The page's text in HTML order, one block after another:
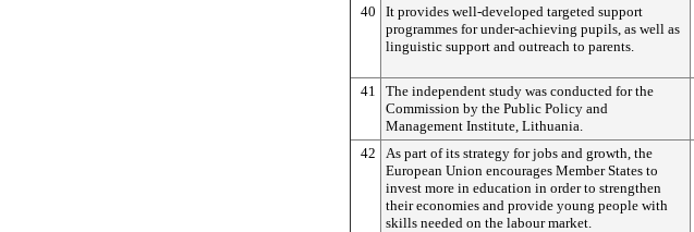
40
It provides well-developed targeted support
programmes for under-achieving pupils, as well as
linguistic support and outreach to parents.
41
The independent study was conducted for the
Commission by the Public Policy and
Management Institute, Lithuania.
42
As part of its strategy for jobs and growth, the
European Union encourages Member States to
invest more in education in order to strengthen
their economies and provide young people with
skills needed on the labour market.